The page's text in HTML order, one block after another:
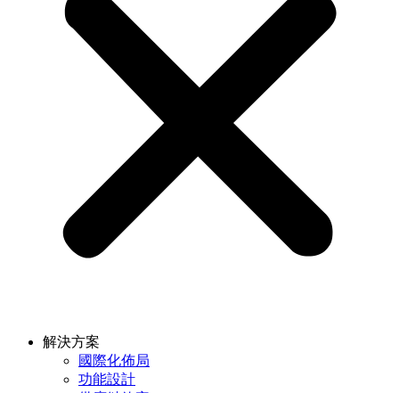
解決方案
國際化佈局
功能設計